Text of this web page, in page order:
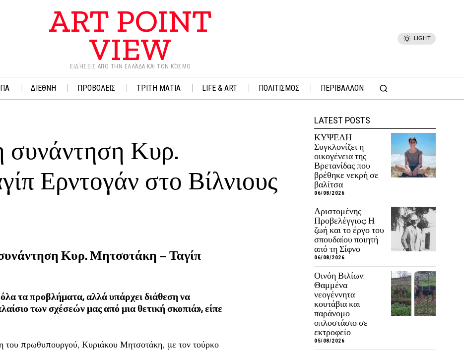
ART POINT
VIEW
ΕΙΔΉΣΕΙΣ ΑΠΌ ΤΗΝ ΕΛΛΆΔΑ ΚΑΙ ΤΟΝ ΚΌΣΜΟ
LIGHT
ΔΙΕΘΝΗ ΠΡΟΒΟΛΕΙΣ ΤΡΙΤΗ ΜΑΤΙΑ LIFE & ART ΠΟΛΙΤΙΣΜΟΣ ΠΕΡΙΒΑΛΛΟΝ
Κυρ.
Ερντογάν στο Βίλνιους
Κυρ. Μητσοτάκη – Ταγίπ
τα προβλήματα, αλλά υπάρχει διάθεση να
των σχέσεών μας από μια θετική σκοπιά», είπε
του πρωθυπουργού, Κυριάκου Μητσοτάκη, με τον τούρκο
LATEST POSTS
ΚΥΨΕΛΗ
Συγκλονίζει η
οικογένεια της
Βρετανίδας που
βρέθηκε νεκρή σε
βαλίτσα
06/08/2026
Αριστομένης
Προβελέγγιος: Η
ζωή και το έργο του
σπουδαίου ποιητή
από τη Σίφνο
06/08/2026
Οινόη Βιλίων:
Θαμμένα
νεογέννητα
κουτάβια και
παράνομο
οπλοστάσιο σε
εκτροφείο
05/08/2026